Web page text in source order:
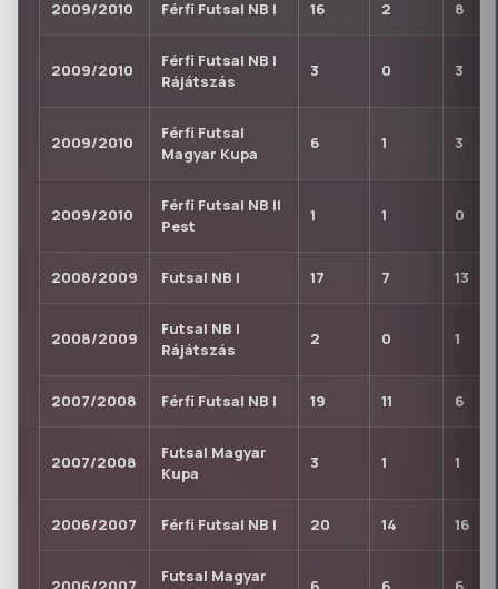
2009/2010 Férfi Futsal NB I 16 2 8
2009/2010
Férfi Futsal NB I
Rájátszás
3 0 3
2009/2010
Férfi Futsal
Magyar Kupa
6 1 3
2009/2010
Férfi Futsal NB II
Pest
1 1 0
2008/2009 Futsal NB I 17 7 13
2008/2009
Futsal NB I
Rájátszás
2 0 1
2007/2008 Férfi Futsal NB I 19 11 6
2007/2008
Futsal Magyar
Kupa
3 1 1
2006/2007 Férfi Futsal NB I 20 14 16
Futsal Magyar